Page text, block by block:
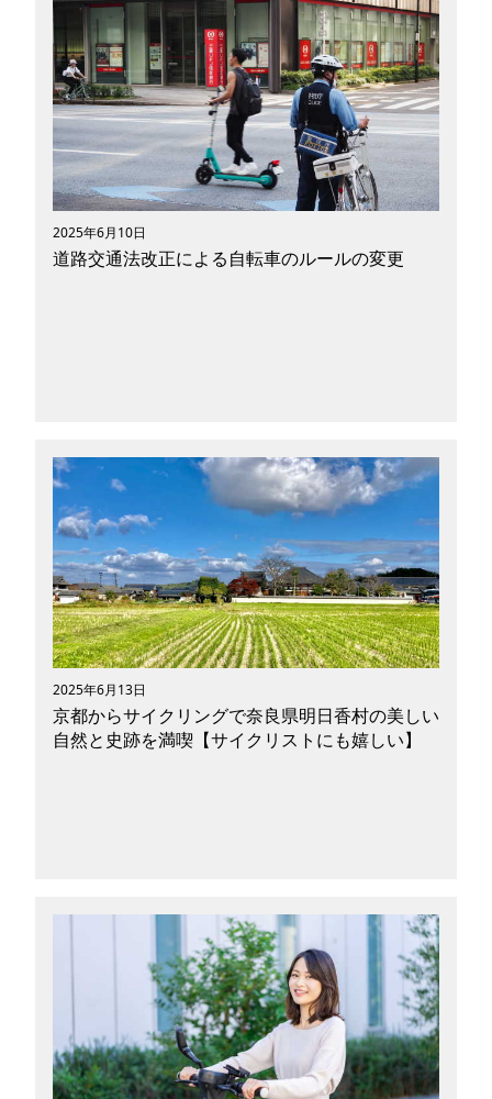
近場の移動が楽になるモビリティ「電動アシスト
付き自転車」。通勤や通学利用はもちろん、子供
の送迎手段として、子育て中のママ・パパにも多
く使われています。今回の記事では電動アシスト
付き自転車の特徴やメリット、ライフスタイル毎
のニーズなど…さまざまな角度からモビリティの
魅力や特徴を紐解いていきたいと思います。
2025年6月10日
道路交通法改正による自転車のルールの変更
短距離移動に便利な自転車。通勤や通学、子供の
送迎などで利用している方も多いのではないでし
ょうか。最もポピュラーな自転車（シティサイク
ル）はもちろん、ロードバイクやクロスバイクな
どのスポーツ自転車や電動自転車を街中で見かけ
ることも多くなりました。一方、走行中のながら
スマホや酒気帯び運転による死亡事故が近年増加
傾向にあり、交通事故の抑止が課題と言われてい
ます。このような背景から、2024年11月に道路
交通法が改正され、自転車の危険運転に対する罰
則が整備されることになりました。今回は、具体
的な変更点や罰則の内容、道路交通法変更による
影響や効果、私たちが自転車を運転する際の注意
2025年6月13日
京都からサイクリングで奈良県明日香村の美しい
自然と史跡を満喫【サイクリストにも嬉しい】
皆さんは、奈良県明日香村という地名をご存知で
すか？奈良県中央部に位置する明日香村は「日本
で唯一、全域が古都保存法対象地域に指定されて
いる」という稀有な自治体です。2024年には世
界文化遺産の国内推薦候補に「飛鳥・藤原の宮
都」が選定されており、2026年の正式登録を目
指しています。豊かな自然と由緒ある日本の歴史
を体感できる明日香村ですが、人口減少率と財政